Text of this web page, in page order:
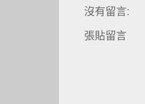
沒有留言:
張貼留言